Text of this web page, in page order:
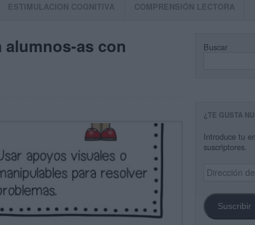
ESTIMULACION COGNITIVA COMPRENSIÓN LECTORA
alumnos-as con
Buscar
¿TE GUSTA
Introduce tu
suscriptores.
Dirección
de
Suscribir